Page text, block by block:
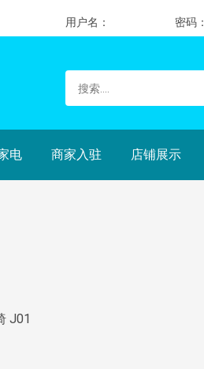
用户名： 密码：
电 商家入驻 店铺展示
J01